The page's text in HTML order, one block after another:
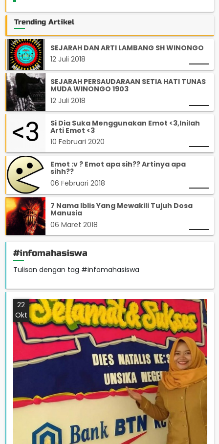
Trending Artikel
SEJARAH DAN ARTI LAMBANG SH WINONGO
12 Juli 2018
SEJARAH PERSAUDARAAN SETIA HATI TUNAS
MUDA WINONGO 1903
12 Juli 2018
Si Dia Suka Menggunakan Emot <3,Inilah
Arti Emot <3
10 Februari 2020
Emot :v ? Emot apa sih?? Artinya apa
sihh??
06 Februari 2018
7 Nama Iblis Yang Mewakili Tujuh Dosa
Manusia
06 Maret 2018
#infomahasiswa
Tulisan dengan tag #infomahasiswa
22
Okt